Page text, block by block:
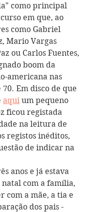
como principal
em que, ao
como Gabriel
Mario Vargas
ou Carlos Fuentes,
boom da
americana nas
70. Em disco de que
aqui um pequeno
ficou registada
na leitura de
registos inéditos,
de indicar na
anos e já estava
natal com a família,
com a mãe, a tia e
dos pais -